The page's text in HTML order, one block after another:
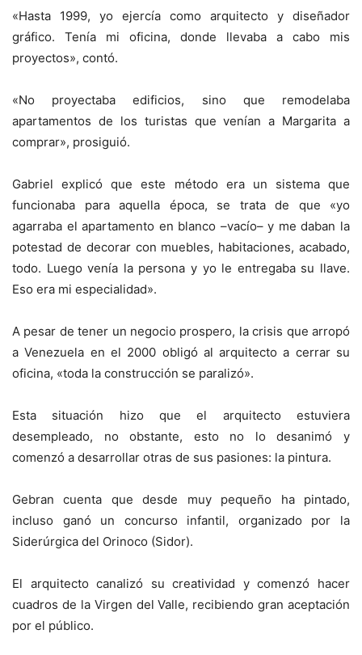
«Hasta 1999, yo ejercía como arquitecto y diseñador
gráfico. Tenía mi oficina, donde llevaba a cabo mis
proyectos», contó.
«No proyectaba edificios, sino que remodelaba
apartamentos de los turistas que venían a Margarita a
comprar», prosiguió.
Gabriel explicó que este método era un sistema que
funcionaba para aquella época, se trata de que «yo
agarraba el apartamento en blanco –vacío– y me daban la
potestad de decorar con muebles, habitaciones, acabado,
todo. Luego venía la persona y yo le entregaba su llave.
Eso era mi especialidad».
A pesar de tener un negocio prospero, la crisis que arropó
a Venezuela en el 2000 obligó al arquitecto a cerrar su
oficina, «toda la construcción se paralizó».
Esta situación hizo que el arquitecto estuviera
desempleado, no obstante, esto no lo desanimó y
comenzó a desarrollar otras de sus pasiones: la pintura.
Gebran cuenta que desde muy pequeño ha pintado,
incluso ganó un concurso infantil, organizado por la
Siderúrgica del Orinoco (Sidor).
El arquitecto canalizó su creatividad y comenzó hacer
cuadros de la Virgen del Valle, recibiendo gran aceptación
por el público.